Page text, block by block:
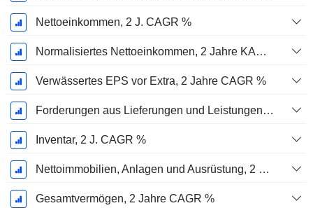
Nettoeinkommen, 2 J. CAGR %
Normalisiertes Nettoeinkommen, 2 Jahre KAGR %
Verwässertes EPS vor Extra, 2 Jahre CAGR %
Forderungen aus Lieferungen und Leistungen, 2 J. CAGR %
Inventar, 2 J. CAGR %
Nettoimmobilien, Anlagen und Ausrüstung, 2 Jahre. CAGR %
Gesamtvermögen, 2 Jahre CAGR %